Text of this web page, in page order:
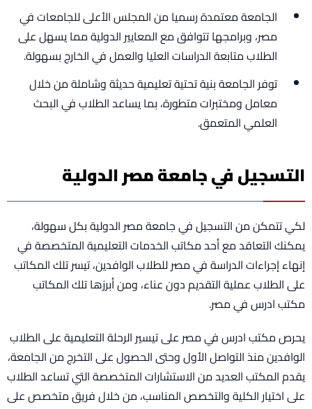
الجامعة معتمدة رسميا من المجلس الأعلى للجامعات في
مصر، وبرامجها تتوافق مع المعايير الدولية مما يسهل على
الطلاب متابعة الدراسات العليا والعمل في الخارج بسهولة.
توفر الجامعة بنية تحتية تعليمية حديثة وشاملة من خلال
معامل ومختبرات متطورة، بما يساعد الطلاب في البحث
العلمي المتعمق.
التسجيل في جامعة مصر الدولية
لكي تتمكن من التسجيل في جامعة مصر الدولية بكل سهولة،
يمكنك التعاقد مع أحد مكاتب الخدمات التعليمية المتخصصة في
إنهاء إجراءات الدراسة في مصر للطلاب الوافدين، تيسر تلك المكاتب
على الطلاب عملية التقديم دون عناء، ومن أبرزها تلك المكاتب
مكتب ادرس في مصر.
يحرص مكتب ادرس في مصر على تيسير الرحلة التعليمية على الطلاب
الوافدين منذ التواصل الأول وحتى الحصول على التخرج من الجامعة،
يقدم المكتب العديد من الاستشارات المتخصصة التي تساعد الطلاب
على اختيار الكلية والتخصص المناسب، من خلال فريق متخصص على